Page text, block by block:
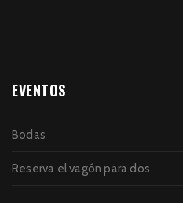
EVENTOS
Bodas
Reserva el vagón para dos